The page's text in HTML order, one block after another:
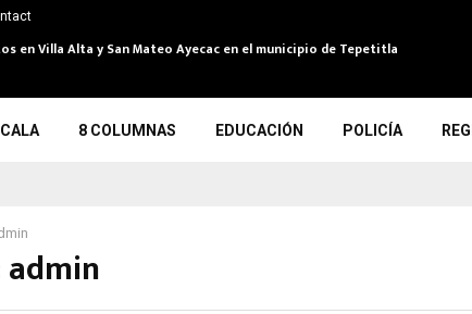
en Villa Alta y San Mateo Ayecac en el municipio de Tepetitla
8 COLUMNAS EDUCACIÓN POLICÍA
admin